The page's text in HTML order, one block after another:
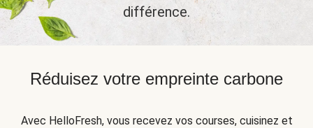
différence.
Réduisez votre empreinte carbone
Avec HelloFresh, vous recevez vos courses, cuisinez et